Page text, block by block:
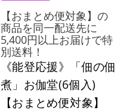
【おまとめ便対象】の
商品を同一配送先に
5,400円以上お届けで特
別送料！
《能登応援》「佃の佃
煮」お伽堂(6個入)
【おまとめ便対象】